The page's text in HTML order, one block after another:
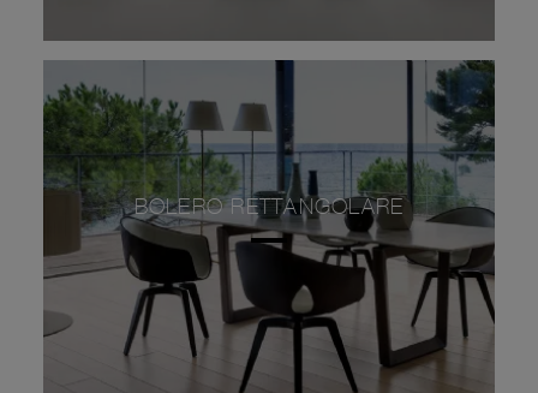
BOLERO RETTANGOLARE